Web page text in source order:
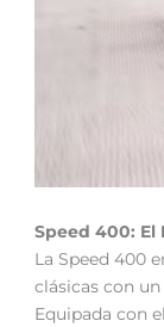
Speed 400: El
La Speed 400
clásicas con
Equipada con